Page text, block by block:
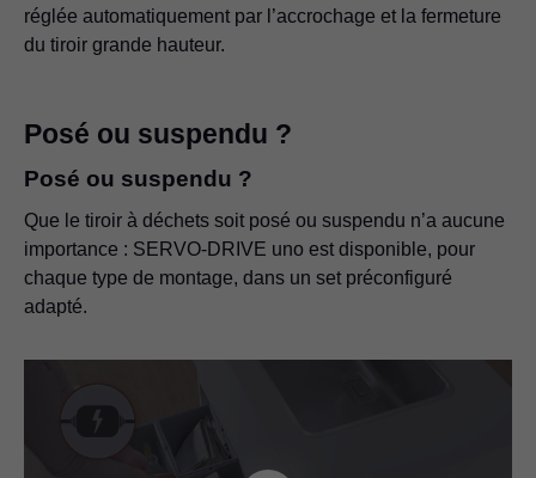
réglée automatiquement par l’accrochage et la fermeture
du tiroir grande hauteur.
Posé ou suspendu ?
Posé ou suspendu ?
Que le tiroir à déchets soit posé ou suspendu n’a aucune
importance : SERVO-DRIVE uno est disponible, pour
chaque type de montage, dans un set préconfiguré
adapté.